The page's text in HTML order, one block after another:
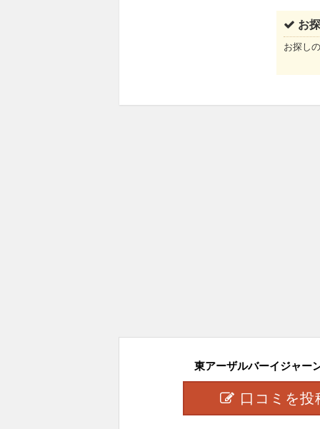
お
お探し
東アーザルバーイジャー
口コミを投